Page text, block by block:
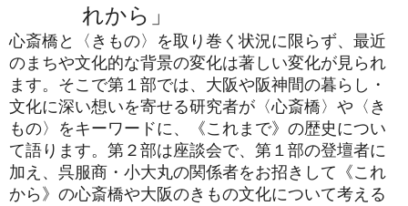
れから」
心斎橋と〈きもの〉を取り巻く状況に限らず、最近
のまちや文化的な背景の変化は著しい変化が見られ
ます。そこで第１部では、大阪や阪神間の暮らし・
文化に深い想いを寄せる研究者が〈心斎橋〉や〈き
もの〉をキーワードに、《これまで》の歴史につい
て語ります。第２部は座談会で、第１部の登壇者に
加え、呉服商・小大丸の関係者をお招きして《これ
から》の心斎橋や大阪のきもの文化について考える